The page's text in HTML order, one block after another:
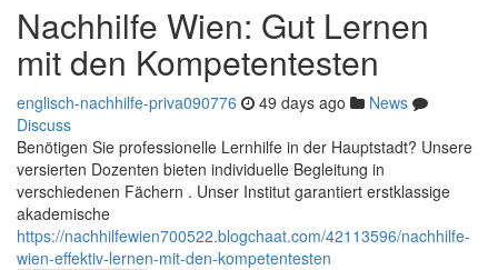
Nachhilfe Wien: Gut Lernen
mit den Kompetentesten
englisch-nachhilfe-priva090776 49 days ago
News
Discuss
Benötigen Sie professionelle Lernhilfe in der Hauptstadt? Unsere
versierten Dozenten bieten individuelle Begleitung in
verschiedenen Fächern . Unser Institut garantiert erstklassige
akademische
https://nachhilfewien700522.blogchaat.com/42113596/nachhilfe-
wien-effektiv-lernen-mit-den-kompetentesten